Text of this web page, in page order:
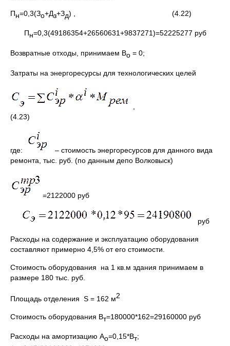
Пн=0,3(Зо+Дз+Зд) , (4.22)
Пн=0,3(49186354+26560631+9837271)=52225277 руб
Возвратные отходы, принимаем Во = 0;
Затраты на энергоресурсы для технологических целей
(4.23)
где:
– стоимость энергоресурсов для данного вида
ремонта, тыс. руб. (по данным депо Волковыск)
=2122000 руб
руб
Расходы на содержание и эксплуатацию оборудования
составляют примерно 4,5% от его стоимости.
Стоимость оборудования на 1 кв.м здания принимаем в
размере 180 тыс. руб.
Площадь отделения S = 162 м2
Стоимость оборудования Вт=180000*162=29160000 руб
Расходы на амортизацию Ао=0,15*Вт;